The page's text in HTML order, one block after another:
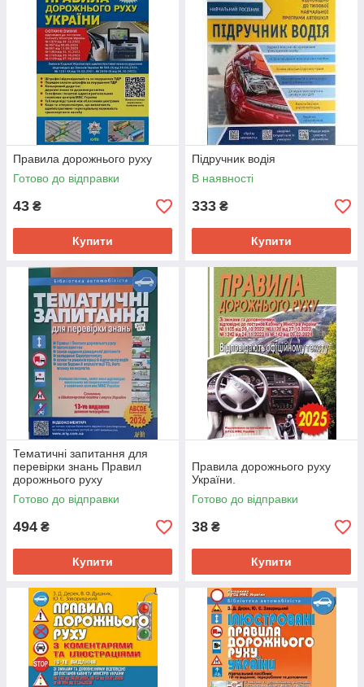
Правила дорожнього руху
Готово до відправки
43 ₴
Купити
Підручник водія
В наявності
333 ₴
Купити
Тематичні запитання для
перевірки знань Правил
дорожнього руху
Готово до відправки
494 ₴
Купити
Правила дорожнього руху
України.
Готово до відправки
38 ₴
Купити